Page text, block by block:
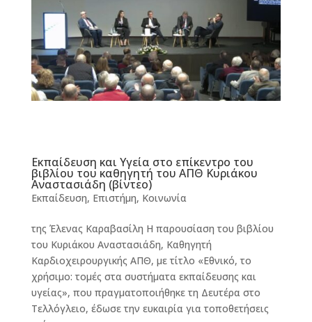
Εκπαίδευση και Υγεία στο επίκεντρο του
βιβλίου του καθηγητή του ΑΠΘ Κυριάκου
Αναστασιάδη (βίντεο)
Εκπαίδευση, Επιστήμη, Κοινωνία
της Έλενας Καραβασίλη Η παρουσίαση του βιβλίου
του Κυριάκου Αναστασιάδη, Καθηγητή
Καρδιοχειρουργικής ΑΠΘ, με τίτλο «Εθνικό, το
χρήσιμο: τομές στα συστήματα εκπαίδευσης και
υγείας», που πραγματοποιήθηκε τη Δευτέρα στο
Τελλόγλειο, έδωσε την ευκαιρία για τοποθετήσεις